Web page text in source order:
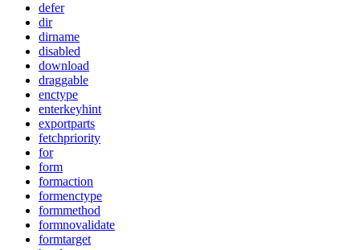
defer
dir
dirname
disabled
download
draggable
enctype
enterkeyhint
exportparts
fetchpriority
for
form
formaction
formenctype
formmethod
formnovalidate
formtarget